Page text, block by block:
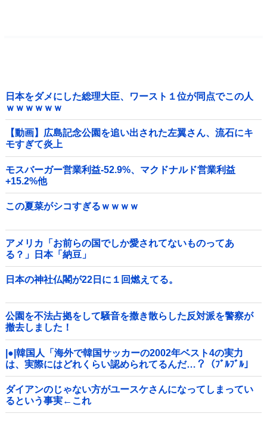
日本をダメにした総理大臣、ワースト１位が同点でこの人
ｗｗｗｗｗｗ
【動画】広島記念公園を追い出された左翼さん、流石にキ
モすぎて炎上
モスバーガー営業利益-52.9%、マクドナルド営業利益
+15.2%他
この夏菜がシコすぎるｗｗｗｗ
アメリカ「お前らの国でしか愛されてないものってあ
る？」日本「納豆」
日本の神社仏閣が22日に１回燃えてる。
公園を不法占拠をして騒音を撒き散らした反対派を警察が
撤去しました！
|●|韓国人「海外で韓国サッカーの2002年ベスト4の実力
は、実際にはどれくらい認められてるんだ…？（ﾌﾞﾙﾌﾞﾙ」
＝韓国の反応
ダイアンのじゃない方がユースケさんになってしまってい
るという事実←これ